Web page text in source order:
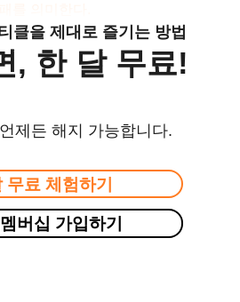
클을 제대로 즐기는 방법
, 한 달 무료!
제든 해지 가능합니다.
무료 체험하기
버십 가입하기